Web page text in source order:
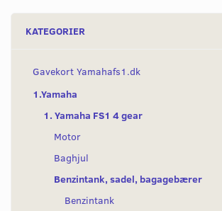
KATEGORIER
Gavekort Yamahafs1.dk
1.Yamaha
1. Yamaha FS1 4 gear
Motor
Baghjul
Benzintank, sadel, bagagebærer
Benzintank